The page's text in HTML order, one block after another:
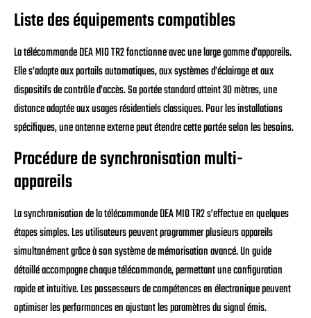
Liste des équipements compatibles
La télécommande DEA MIO TR2 fonctionne avec une large gamme d’appareils.
Elle s’adapte aux portails automatiques, aux systèmes d’éclairage et aux
dispositifs de contrôle d’accès. Sa portée standard atteint 30 mètres, une
distance adaptée aux usages résidentiels classiques. Pour les installations
spécifiques, une antenne externe peut étendre cette portée selon les besoins.
Procédure de synchronisation multi-
appareils
La synchronisation de la télécommande DEA MIO TR2 s’effectue en quelques
étapes simples. Les utilisateurs peuvent programmer plusieurs appareils
simultanément grâce à son système de mémorisation avancé. Un guide
détaillé accompagne chaque télécommande, permettant une configuration
rapide et intuitive. Les possesseurs de compétences en électronique peuvent
optimiser les performances en ajustant les paramètres du signal émis.